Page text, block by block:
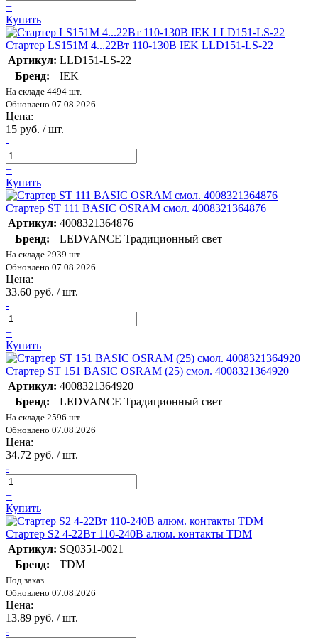
+
Купить
Стартер LS151M 4...22Вт 110-130В IEK LLD151-LS-22
Артикул: LLD151-LS-22
Бренд:
IEK
На складе 4494 шт.
Обновлено 07.08.2026
Цена:
15 руб. / шт.
-
+
Купить
Стартер ST 111 BASIC OSRAM смол. 4008321364876
Артикул: 4008321364876
Бренд:
LEDVANCE Традиционный свет
На складе 2939 шт.
Обновлено 07.08.2026
Цена:
33.60 руб. / шт.
-
+
Купить
Стартер ST 151 BASIC OSRAM (25) смол. 4008321364920
Артикул: 4008321364920
Бренд:
LEDVANCE Традиционный свет
На складе 2596 шт.
Обновлено 07.08.2026
Цена:
34.72 руб. / шт.
-
+
Купить
Стартер S2 4-22Вт 110-240В алюм. контакты TDM
Артикул: SQ0351-0021
Бренд:
TDM
Под заказ
Обновлено 07.08.2026
Цена:
13.89 руб. / шт.
-